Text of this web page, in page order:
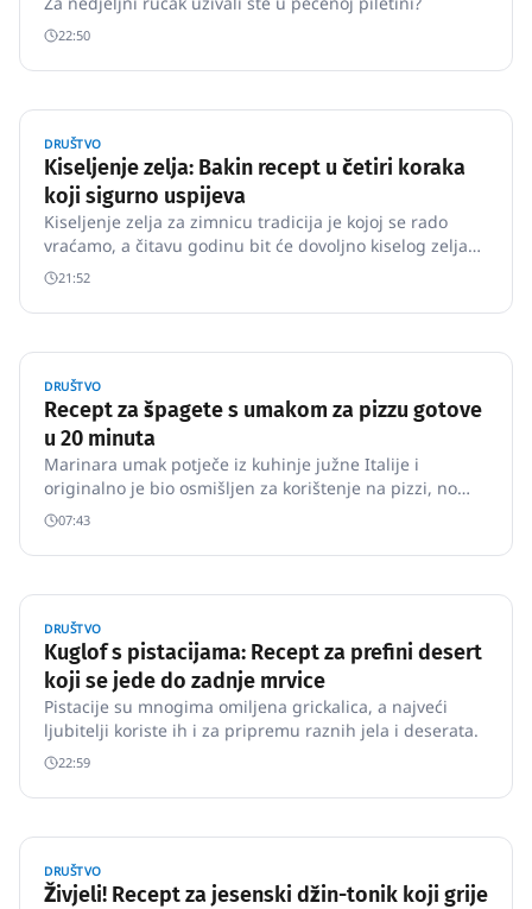
22:50
DRUŠTVO
Kiseljenje zelja: Bakin recept u četiri koraka
koji sigurno uspijeva
Kiseljenje zelja za zimnicu tradicija je kojoj se rado
vraćamo, a čitavu godinu bit će dovoljno kiselog zelja
za zdrav i okrepljujući obrok.
21:52
DRUŠTVO
Recept za špagete s umakom za pizzu gotove
u 20 minuta
Marinara umak potječe iz kuhinje južne Italije i
originalno je bio osmišljen za korištenje na pizzi, no
izvrsno se slaže i s tjesteninom, brzo se priprema i vrlo
je svestran.
07:43
DRUŠTVO
Kuglof s pistacijama: Recept za prefini desert
koji se jede do zadnje mrvice
Pistacije su mnogima omiljena grickalica, a najveći
ljubitelji koriste ih i za pripremu raznih jela i deserata.
22:59
DRUŠTVO
Živjeli! Recept za jesenski džin-tonik koji grije